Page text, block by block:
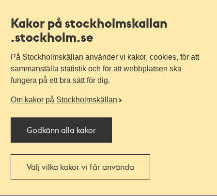
Kakor på stockholmskallan
.stockholm.se
På Stockholmskällan använder vi kakor, cookies, för att
sammanställa statistik och för att webbplatsen ska
fungera på ett bra sätt för dig.
Om kakor på Stockholmskällan
Godkänn alla kakor
Välj vilka kakor vi får använda